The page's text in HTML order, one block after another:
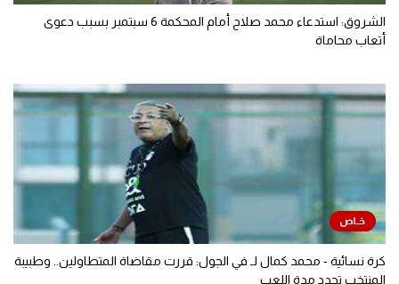
الشروق: استدعاء محمد صلاح أمام المحكمة 6 سبتمبر بسبب دعوى
أتعاب محاماة
كرة نسائية - محمد كمال لـ في الجول: قررت مقاضاة المتطاولين.. وطبيبة
المنتخب تحدد مدة اللعب